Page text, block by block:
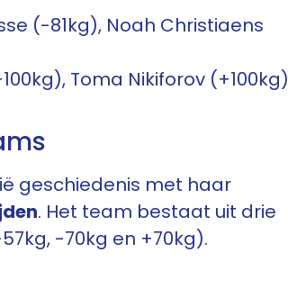
(-81kg), Noah Christiaens
Toma Nikiforov (+100kg)
geschiedenis met haar
. Het team bestaat uit drie
-70kg en +70kg).